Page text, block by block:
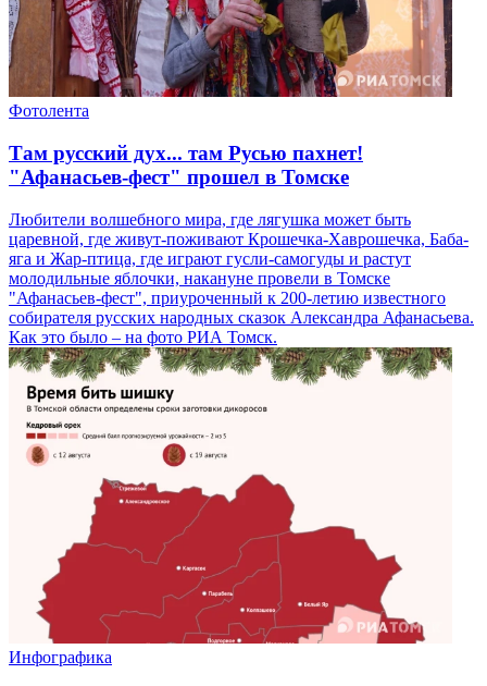
Фотолента
Там русский дух... там Русью пахнет!
"Афанасьев-фест" прошел в Томске
Любители волшебного мира, где лягушка может быть
царевной, где живут-поживают Крошечка-Хаврошечка, Баба-
яга и Жар-птица, где играют гусли-самогуды и растут
молодильные яблочки, накануне провели в Томске
"Афанасьев-фест", приуроченный к 200-летию известного
собирателя русских народных сказок Александра Афанасьева.
Как это было – на фото РИА Томск.
Инфографика